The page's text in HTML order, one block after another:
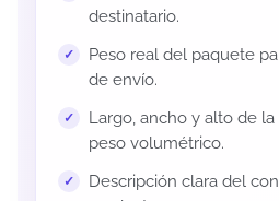
destinatario.
Peso real del paquete
de envío.
Largo, ancho y alto de la
peso volumétrico.
Descripción clara del